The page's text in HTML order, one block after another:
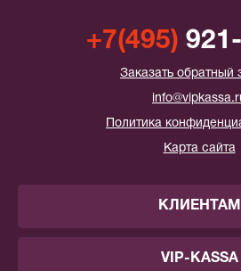
+7(495)
Заказать обратный
Политика
Карта сайта
КЛИЕНТАМ
VIP-KASSA